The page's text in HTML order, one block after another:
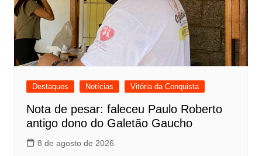
Destaques Notícias Vitória da Conquista
Nota de pesar: faleceu Paulo Roberto
antigo dono do Galetão Gaucho
8 de agosto de 2026